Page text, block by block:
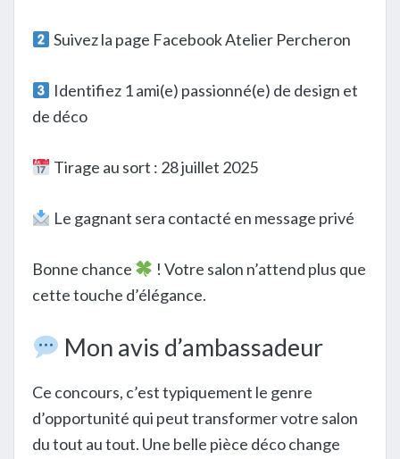
Suivez la page Facebook Atelier Percheron
Identifiez 1 ami(e) passionné(e) de design et
de déco
Tirage au sort : 28 juillet 2025
Le gagnant sera contacté en message privé
Bonne chance
! Votre salon n’attend plus que
cette touche d’élégance.
Mon avis d’ambassadeur
Ce concours, c’est typiquement le genre
d’opportunité qui peut transformer votre salon
du tout au tout. Une belle pièce déco change